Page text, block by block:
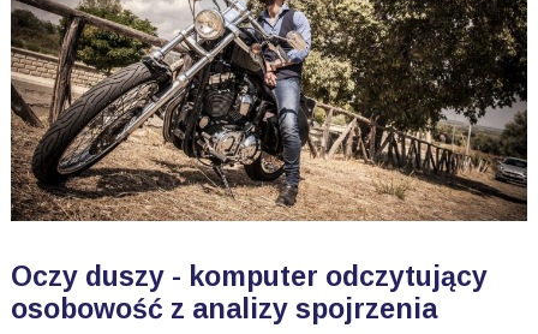
Oczy duszy - komputer odczytujący
osobowość z analizy spojrzenia